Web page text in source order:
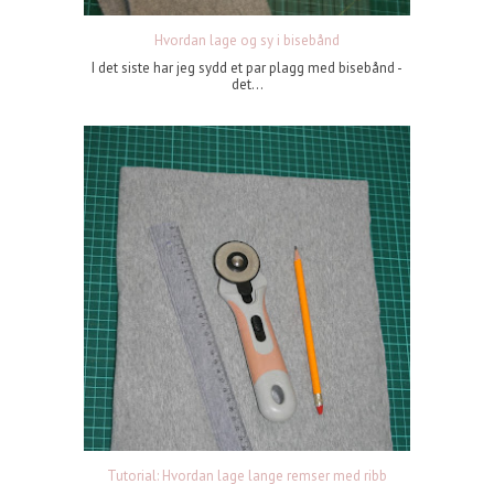
Hvordan lage og sy i bisebånd
I det siste har jeg sydd et par plagg med bisebånd -
det...
Tutorial: Hvordan lage lange remser med ribb